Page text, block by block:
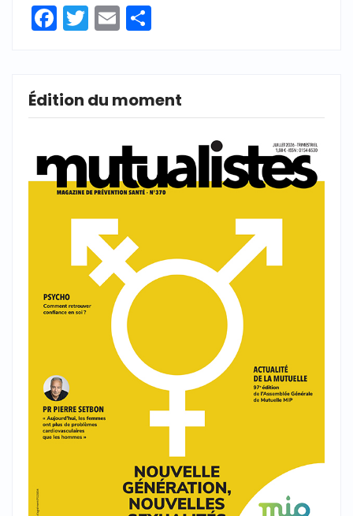
Facebook
Twitter
Email
Édition du moment